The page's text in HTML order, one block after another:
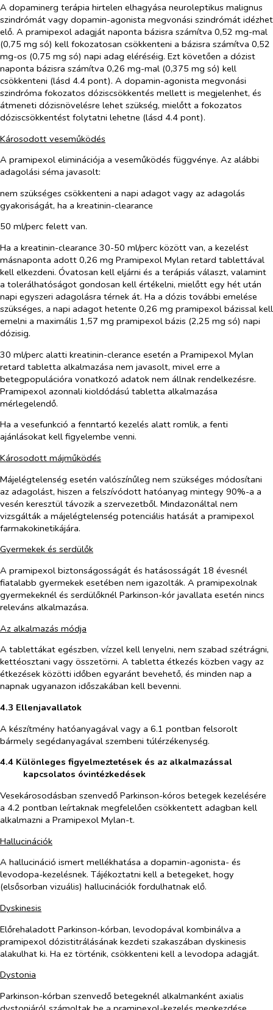
A dopaminerg terápia hirtelen elhagyása neuroleptikus malignus
szindrómát vagy dopamin-agonista megvonási szindrómát idézhet
elő. A pramipexol adagját naponta bázisra számítva 0,52 mg-mal
(0,75 mg só) kell fokozatosan csökkenteni a bázisra számítva 0,52
mg-os (0,75 mg só) napi adag eléréséig. Ezt követően a dózist
naponta bázisra számítva 0,26 mg-mal (0,375 mg só) kell
csökkenteni (lásd 4.4 pont). A dopamin-agonista megvonási
szindróma fokozatos dóziscsökkentés mellett is megjelenhet, és
átmeneti dózisnövelésre lehet szükség, mielőtt a fokozatos
dóziscsökkentést folytatni lehetne (lásd 4.4 pont).
Károsodott veseműködés
A pramipexol eliminációja a veseműködés függvénye. Az alábbi
adagolási séma javasolt:
nem szükséges csökkenteni a napi adagot vagy az adagolás
gyakoriságát, ha a kreatinin-clearance
50 ml/perc felett van.
Ha a kreatinin-clearance 30-50 ml/perc között van, a kezelést
másnaponta adott 0,26 mg Pramipexol Mylan retard tablettával
kell elkezdeni. Óvatosan kell eljárni és a terápiás választ, valamint
a tolerálhatóságot gondosan kell értékelni, mielőtt egy hét után
napi egyszeri adagolásra térnek át. Ha a dózis további emelése
szükséges, a napi adagot hetente 0,26 mg pramipexol bázissal kell
emelni a maximális 1,57 mg pramipexol bázis (2,25 mg só) napi
dózisig.
30 ml/perc alatti kreatinin-clerance esetén a Pramipexol Mylan
retard tabletta alkalmazása nem javasolt, mivel erre a
betegpopulációra vonatkozó adatok nem állnak rendelkezésre.
Pramipexol azonnali kioldódású tabletta alkalmazása
mérlegelendő.
Ha a vesefunkció a fenntartó kezelés alatt romlik, a fenti
ajánlásokat kell figyelembe venni.
Károsodott májműködés
Májelégtelenség esetén valószínűleg nem szükséges módosítani
az adagolást, hiszen a felszívódott hatóanyag mintegy 90%-a a
vesén keresztül távozik a szervezetből. Mindazonáltal nem
vizsgálták a májelégtelenség potenciális hatását a pramipexol
farmakokinetikájára.
Gyermekek és serdülők
A pramipexol biztonságosságát és hatásosságát 18 évesnél
fiatalabb gyermekek esetében nem igazolták. A pramipexolnak
gyermekeknél és serdülőknél Parkinson-kór javallata esetén nincs
releváns alkalmazása.
Az alkalmazás módja
A tablettákat egészben, vízzel kell lenyelni, nem szabad szétrágni,
kettéosztani vagy összetörni. A tabletta étkezés közben vagy az
étkezések közötti időben egyaránt bevehető, és minden nap a
napnak ugyanazon időszakában kell bevenni.
4.3 Ellenjavallatok
A készítmény hatóanyagával vagy a 6.1 pontban felsorolt
bármely segédanyagával szembeni túlérzékenység.
4.4 Különleges figyelmeztetések és az alkalmazással
kapcsolatos óvintézkedések
Vesekárosodásban szenvedő Parkinson-kóros betegek kezelésére
a 4.2 pontban leírtaknak megfelelően csökkentett adagban kell
alkalmazni a Pramipexol Mylan-t.
Hallucinációk
A hallucináció ismert mellékhatása a dopamin-agonista- és
levodopa-kezelésnek. Tájékoztatni kell a betegeket, hogy
(elsősorban vizuális) hallucinációk fordulhatnak elő.
Dyskinesis
Előrehaladott Parkinson-kórban, levodopával kombinálva a
pramipexol dózistitrálásának kezdeti szakaszában dyskinesis
alakulhat ki. Ha ez történik, csökkenteni kell a levodopa adagját.
Dystonia
Parkinson-kórban szenvedő betegeknél alkalmanként axialis